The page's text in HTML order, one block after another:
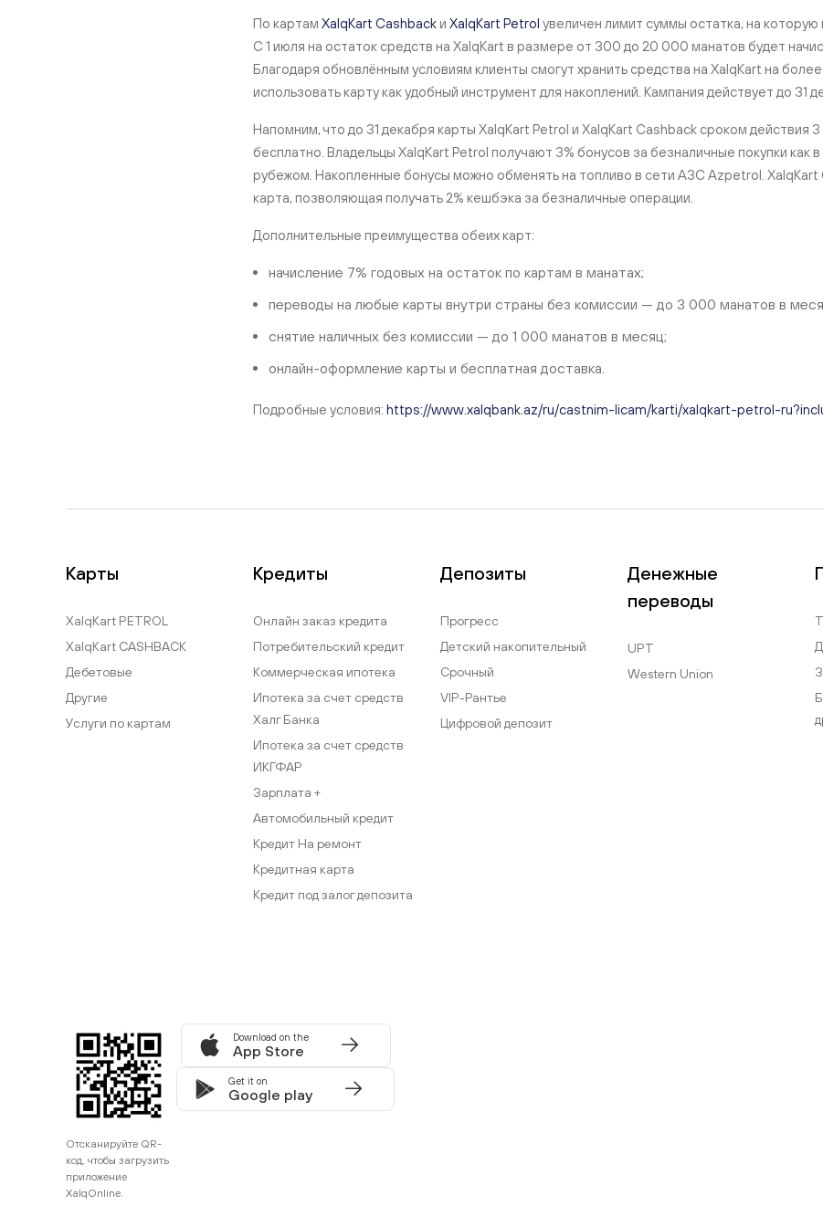
По картам XalqKart Cashback и XalqKart Petrol увеличен лимит суммы остатка, на которую
С 1 июля на остаток средств на XalqKart в размере от 300 до 20 000 манатов будет
Благодаря обновлённым условиям клиенты смогут хранить средства на XalqKart на
использовать карту как удобный инструмент для накоплений. Кампания действует до 31
Напомним, что до 31 декабря карты XalqKart Petrol и XalqKart Cashback сроком действия
бесплатно. Владельцы XalqKart Petrol получают 3% бонусов за безналичные покупки как
рубежом. Накопленные бонусы можно обменять на топливо в сети АЗС Azpetrol. XalqKart
карта, позволяющая получать 2% кешбэка за безналичные операции.
Дополнительные преимущества обеих карт:
начисление 7% годовых на остаток по картам в манатах;
переводы на любые карты внутри страны без комиссии — до 3 000 манатов в
снятие наличных без комиссии — до 1 000 манатов в месяц;
онлайн-оформление карты и бесплатная доставка.
Подробные условия: https://www.xalqbank.az/ru/castnim-licam/karti/xalqkart-petrol-
Карты
XalqKart PETROL
XalqKart CASHBACK
Дебетовые
Другие
Услуги по картам
Кредиты
Онлайн заказ кредита
Потребительский кредит
Коммерческая ипотека
Ипотека за счет средств
Халг Банка
Ипотека за счет средств
ИКГФАР
Зарплата +
Автомобильный кредит
Кредит На ремонт
Кредитная карта
Кредит под залог депозита
Депозиты
Прогресс
Детский накопительный
Срочный
VIP-Рантье
Цифровой депозит
Денежные
переводы
UPT
Western Union
Отсканируйте QR-
код, чтобы загрузить
приложение
XalqOnline.
Download on the
App Store
Get it on
Google play